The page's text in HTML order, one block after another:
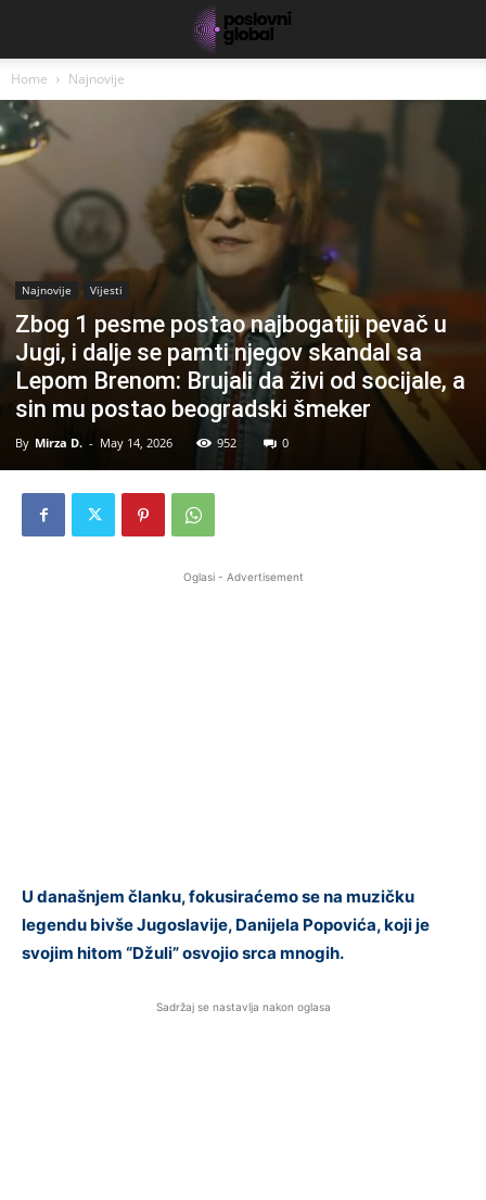
Home Najnovije
Najnovije Vijesti
Zbog 1 pesme postao najbogatiji pevač u
Jugi, i dalje se pamti njegov skandal sa
Lepom Brenom: Brujali da živi od socijale, a
sin mu postao beogradski šmeker
By Mirza D. - May 14, 2026 952 0
Oglasi - Advertisement
U današnjem članku, fokusiraćemo se na muzičku
legendu bivše Jugoslavije, Danijela Popovića, koji je
svojim hitom “Džuli” osvojio srca mnogih.
Sadržaj se nastavlja nakon oglasa